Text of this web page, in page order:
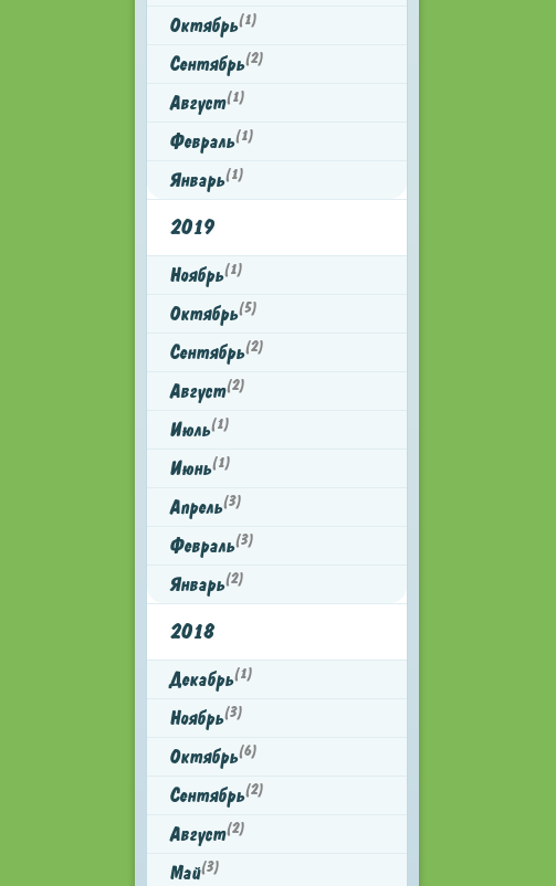
Октябрь(1)
Сентябрь(2)
Август(1)
Февраль(1)
Январь(1)
2019
Ноябрь(1)
Октябрь(5)
Сентябрь(2)
Август(2)
Июль(1)
Июнь(1)
Апрель(3)
Февраль(3)
Январь(2)
2018
Декабрь(1)
Ноябрь(3)
Октябрь(6)
Сентябрь(2)
Август(2)
Май(3)